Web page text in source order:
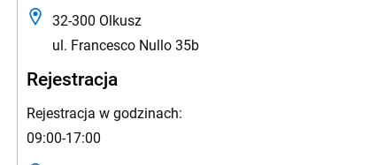
32-300 Olkusz
ul. Francesco Nullo 35b
Rejestracja
Rejestracja w godzinach:
09:00-17:00